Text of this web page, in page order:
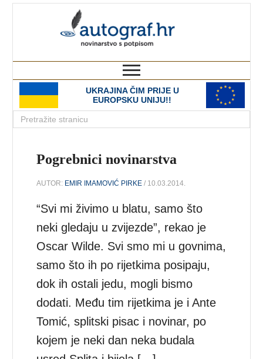
UKRAJINA ČIM PRIJE U
EUROPSKU UNIJU!!
Pogrebnici novinarstva
AUTOR: EMIR IMAMOVIĆ PIRKE / 10.03.2014.
“Svi mi živimo u blatu, samo što
neki gledaju u zvijezde”, rekao je
Oscar Wilde. Svi smo mi u govnima,
samo što ih po rijetkima posipaju,
dok ih ostali jedu, mogli bismo
dodati. Među tim rijetkima je i Ante
Tomić, splitski pisac i novinar, po
kojem je neki dan neka budala